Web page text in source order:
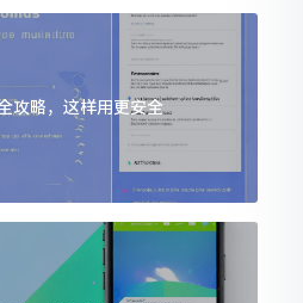
攻略，这样用更安全